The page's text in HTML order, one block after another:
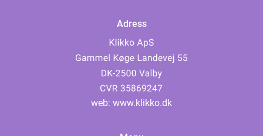
Adress
web: www.klikko.dk